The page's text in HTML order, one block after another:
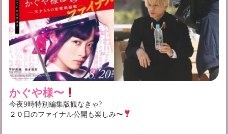
かぐや様〜
今夜9時特別編集版観なきゃ?
２０日のファイナル公開も楽しみ〜